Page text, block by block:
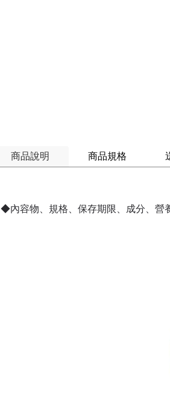
商品說明 商品規格
◆內容物、規格、保存期限、成分、營